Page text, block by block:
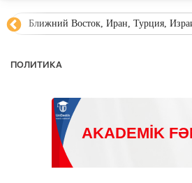
Ближний Восток, Иран, Турция,
ПОЛИТИКА